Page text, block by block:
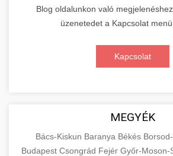
Blog oldalunkon való
üzenetedet a Kapcsolat
Kapcsolat
MEGYÉK
Bács-Kiskun Baranya Békés
Budapest Csongrád Fejér Győr-Moson-